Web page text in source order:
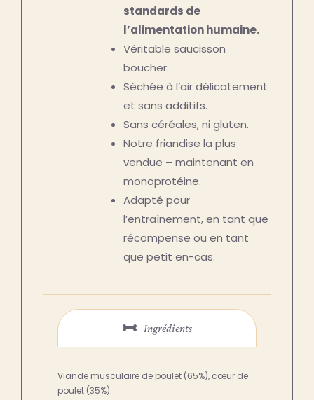
standards de
l’alimentation humaine.
Véritable saucisson
boucher.
Séchée à l’air délicatement
et sans additifs.
Sans céréales, ni gluten.
Notre friandise la plus
vendue – maintenant en
monoprotéine.
Adapté pour
l’entraînement, en tant que
récompense ou en tant
que petit en-cas.
Ingrédients
Viande musculaire de poulet (65%), cœur de
poulet (35%).